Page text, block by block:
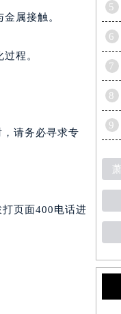
属接触。
程。
请务必寻求专
页面400电话进
5
6
7
8
9